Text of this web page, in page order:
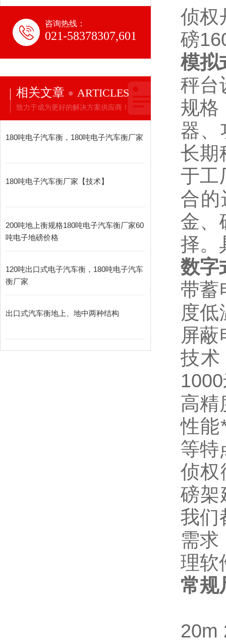
咨询热线：
021-58378307,601
相关文章 ARTICLES
致力于成为更好的解决方案供应商！
180吨电子汽车衡，180吨电子汽车衡厂家
180吨电子汽车衡厂家【技术】
200吨地上衡规格180吨电子汽车衡厂家60
吨电子地磅价格
120吨出口式电子汽车衡，180吨电子汽车
衡厂家
出口式汽车衡地上、地中两种结构
侦权
磅
模拟
秤台
规格
器、
长期
于工
合
金、
择。
数字
带蓄
度
屏
技术
高精
性能
等特
侦权
磅架
我们
需求
理软
常规
20m